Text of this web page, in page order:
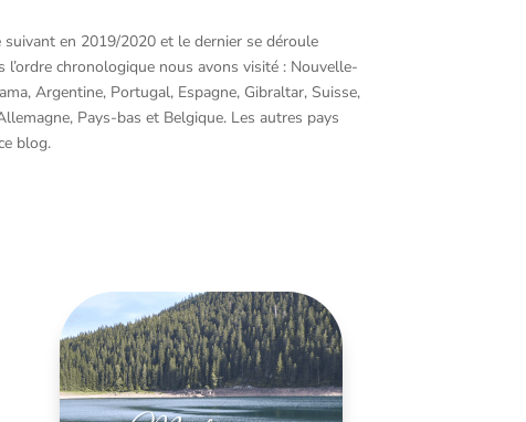
en 2019/2020 et le dernier se déroule
l’ordre chronologique nous avons visité : Nouvelle-
Argentine, Portugal, Espagne, Gibraltar, Suisse,
Pays-bas et Belgique. Les autres pays
blog.